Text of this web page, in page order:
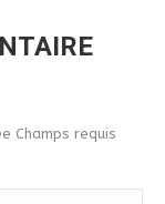
Champs requis